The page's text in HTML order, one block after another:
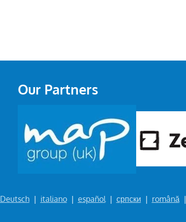
Our Partners
Deutsch| italiano| español| српски | română|